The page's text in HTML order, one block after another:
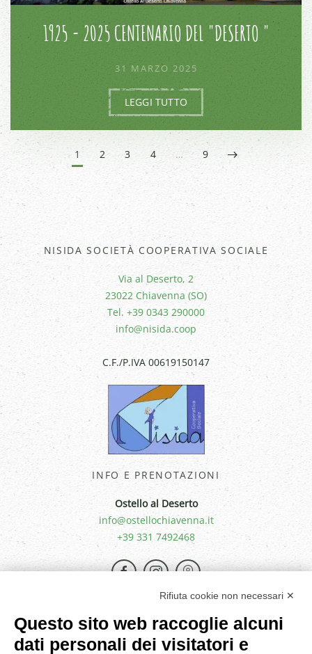
1925 - 2025 CENTENARIO DEL "DESERTO "
31 MARZO 2025
LEGGI TUTTO
1 2 3 4 … 9
NISIDA SOCIETÀ COOPERATIVA SOCIALE
Via al Deserto, 2
23022 Chiavenna (SO)
Tel. +39 0343 290000
info@nisida.coop
C.F./P.IVA 00619150147
INFO E PRENOTAZIONI
Ostello al Deserto
info@ostellochiavenna.it
+39 331 7492468
Rifiuta cookie non necessari ✕
Questo sito web raccoglie alcuni
dati personali dei visitatori e